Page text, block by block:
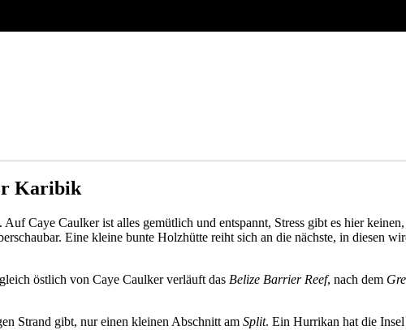
Karibik
Caye Caulker ist alles gemütlich und entspannt, Stress gibt es hier
Eine kleine bunte Holzhütte reiht sich an die nächste, in diesen
östlich von Caye Caulker verläuft das Belize Barrier Reef, nach dem
Strand gibt, nur einen kleinen Abschnitt am Split. Ein Hurrikan hat die